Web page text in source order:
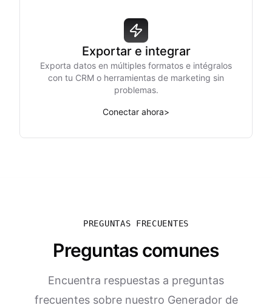
Exportar e integrar
Exporta datos en múltiples formatos e intégralos
con tu CRM o herramientas de marketing sin
problemas.
Conectar ahora>
PREGUNTAS FRECUENTES
Preguntas comunes
Encuentra respuestas a preguntas
frecuentes sobre nuestro Generador de